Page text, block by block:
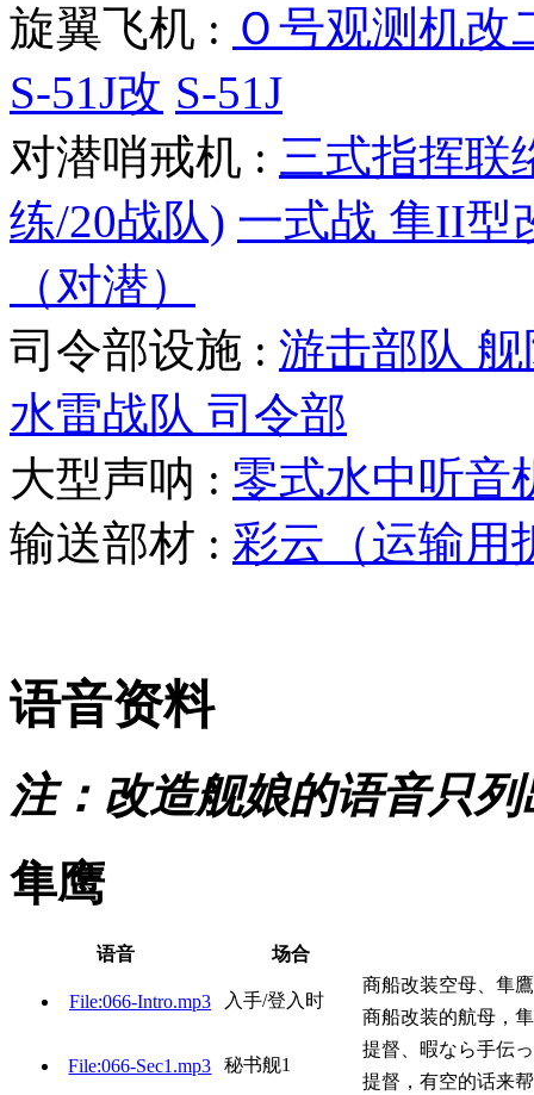
旋翼飞机 : Ｏ号观测机改
S-51J改 S-51J
对潜哨戒机 : 三式指挥联
练/20战队) 一式战 隼II型
（对潜）
司令部设施 : 游击部队
水雷战队 司令部
大型声呐 : 零式水中听音
输送部材 : 彩云（运输用
语音资料
注：改造舰娘的语音只
隼鹰
语音 场合
File:066-Intro.mp3 入手/登入时
商船改装空母、隼
商船改装的航母，
File:066-Sec1.mp3 秘书舰1
提督、暇なら手伝
提督，有空的话来